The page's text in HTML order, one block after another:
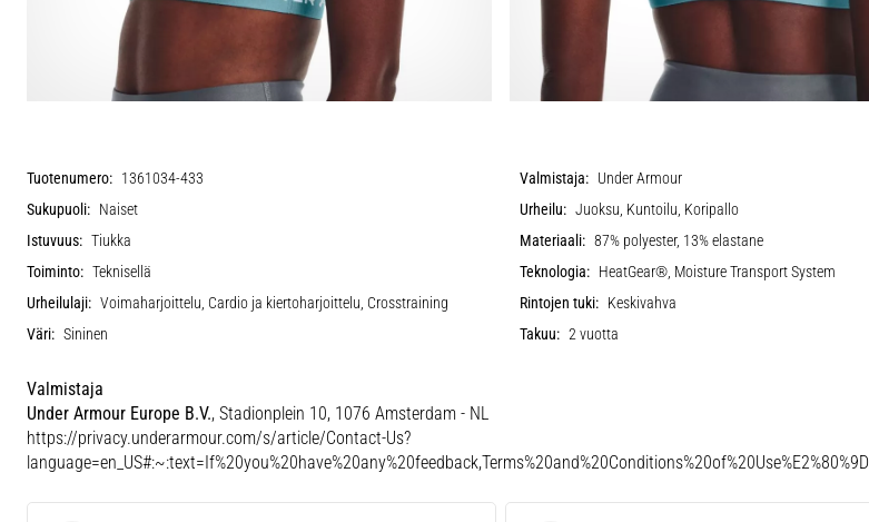
Tuotenumero: 1361034-433 Valmistaja: Under Armour
Sukupuoli: Naiset Urheilu: Juoksu, Kuntoilu, Koripallo
Istuvuus: Tiukka Materiaali: 87% polyester, 13% elastane
Toiminto: Teknisellä Teknologia: HeatGear®, Moisture Transport System
Urheilulaji: Voimaharjoittelu, Cardio ja kiertoharjoittelu, Crosstraining Rintojen tuki: Keskivahva
Väri: Sininen Takuu: 2 vuotta
Valmistaja
Under Armour Europe B.V., Stadionplein 10, 1076 Amsterdam - NL
https://privacy.underarmour.com/s/article/Contact-Us?
language=en_US#:~:text=If%20you%20have%20any%20feedback,Terms%20and%20Conditions%20of%20Use%E2%80%9D